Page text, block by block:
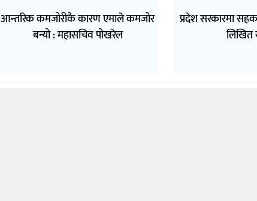
आन्तरिक कमजोरीकै कारण एमाले कमजोर
बन्यो : महासचिव पोखरेल
प्रदेश सरकारमा
लिखित